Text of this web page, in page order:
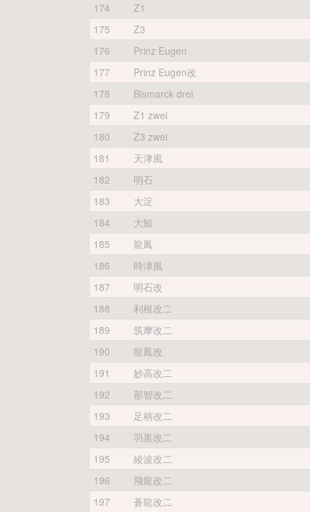
174
Z1
175
Z3
176
Prinz Eugen
177
Prinz Eugen改
178
Bismarck drei
179
Z1 zwei
180
Z3 zwei
181
天津風
182
明石
183
大淀
184
大鯨
185
龍鳳
186
時津風
187
明石改
188
利根改二
189
筑摩改二
190
龍鳳改
191
妙高改二
192
那智改二
193
足柄改二
194
羽黒改二
195
綾波改二
196
飛龍改二
197
蒼龍改二